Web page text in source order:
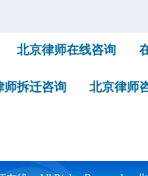
北京律师在线咨询
师拆迁咨询 北京律师